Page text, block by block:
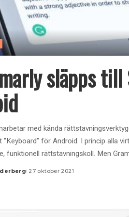
släpps till
med kända
”Keyboard” för Android. I princip alla
funktionell rättstavningskoll. Men
27 oktober 2021